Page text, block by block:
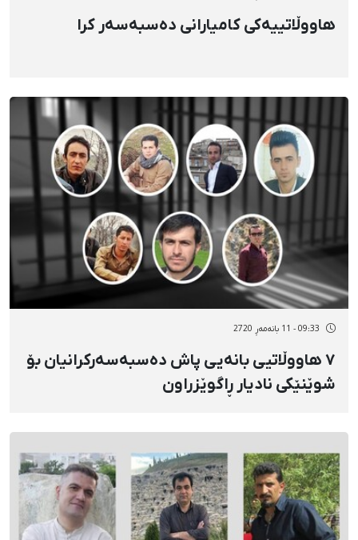
هاووڵاتییەکی کامیارانی دەسبەسەر کرا
09:33 - 11 بانەمەڕ 2720
٧ هاووڵاتیی بانەیی پاش دەسبەسەرکرانیان بۆ
شوێنێکی نادیار ڕاگوێزراون